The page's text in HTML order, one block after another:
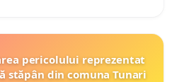
pericolului reprezentat
stăpân din comuna Tunari